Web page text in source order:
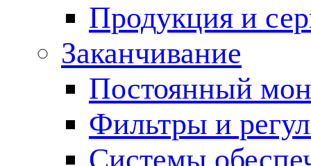
Продукция и
Заканчивание
Постоянный
Фильтры и